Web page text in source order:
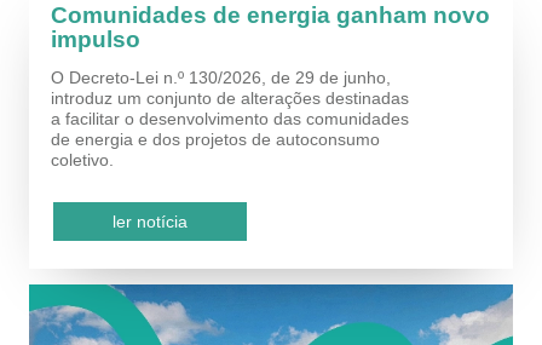
Comunidades de energia ganham novo
impulso
O Decreto-Lei n.º 130/2026, de 29 de junho,
introduz um conjunto de alterações destinadas
a facilitar o desenvolvimento das comunidades
de energia e dos projetos de autoconsumo
coletivo.
ler notícia